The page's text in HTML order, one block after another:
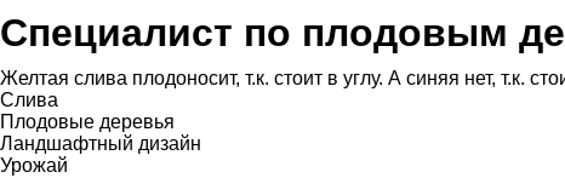
Специалист по плодовым
Желтая слива плодоносит, т.к. стоит в углу. А синяя нет, т.к.
Слива
Плодовые деревья
Ландшафтный дизайн
Урожай